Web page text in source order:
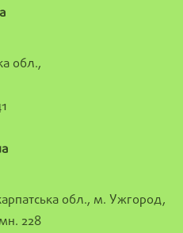
обл.,
обл., м. Ужгород,
228